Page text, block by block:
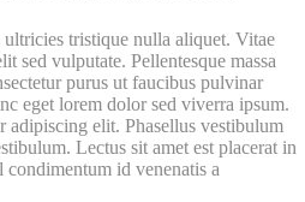
tristique nulla aliquet. Vitae
sed vulputate. Pellentesque massa
purus ut faucibus pulvinar
eget lorem dolor sed viverra ipsum.
adipiscing elit. Phasellus vestibulum
Lectus sit amet est placerat in
condimentum id venenatis a